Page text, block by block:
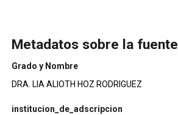
Metadatos sobre la fuente
Grado y Nombre
DRA. LIA ALIOTH HOZ RODRIGUEZ
institucion_de_adscripcion